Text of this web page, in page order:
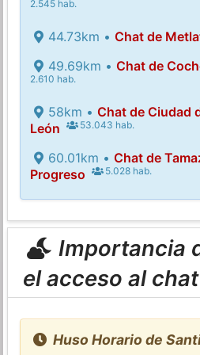
2.545 hab.
44.73km • Chat de
49.69km • Chat de
2.610 hab.
58km • Chat de Ciudad
León
53.043 hab.
60.01km • Chat de
Progreso
5.028 hab.
Importancia
el acceso al chat
Huso Horario de